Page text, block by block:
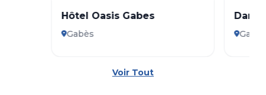
Hôtel Oasis Gabes
Gabès
Dar
Voir Tout